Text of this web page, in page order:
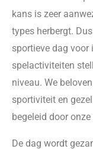
kans is zeer
types herbergt.
sportieve dag voor
spelactiviteiten
niveau. We
sportiviteit en
begeleid door
De dag wordt